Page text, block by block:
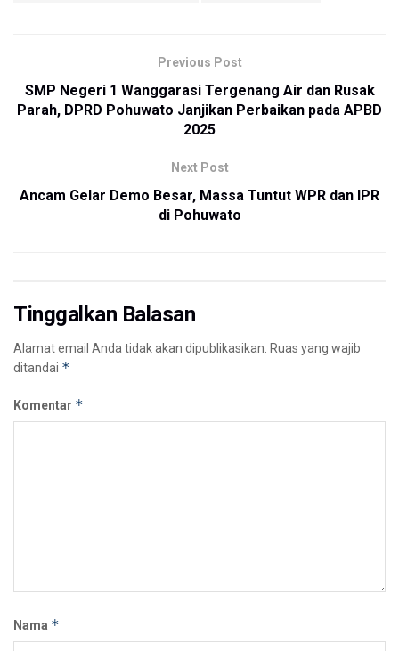
Previous Post
SMP Negeri 1 Wanggarasi Tergenang Air dan Rusak
Parah, DPRD Pohuwato Janjikan Perbaikan pada APBD
2025
Next Post
Ancam Gelar Demo Besar, Massa Tuntut WPR dan IPR
di Pohuwato
Tinggalkan Balasan
Alamat email Anda tidak akan dipublikasikan. Ruas yang wajib
ditandai *
Komentar *
Nama *